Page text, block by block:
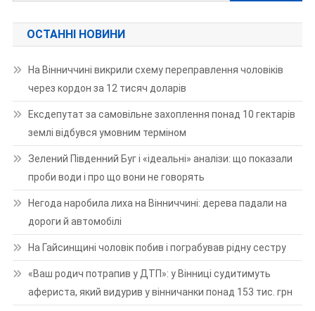
ОСТАННІ НОВИНИ
На Вінниччині викрили схему переправлення чоловіків
через кордон за 12 тисяч доларів
Ексдепутат за самовільне захоплення понад 10 гектарів
землі відбувся умовним терміном
Зелений Південний Буг і «ідеальні» аналізи: що показали
проби води і про що вони не говорять
Негода наробила лиха на Вінниччині: дерева падали на
дороги й автомобілі
На Гайсинщині чоловік побив і пограбував рідну сестру
«Ваш родич потрапив у ДТП»: у Вінниці судитимуть
афериста, який видурив у вінничанки понад 153 тис. грн